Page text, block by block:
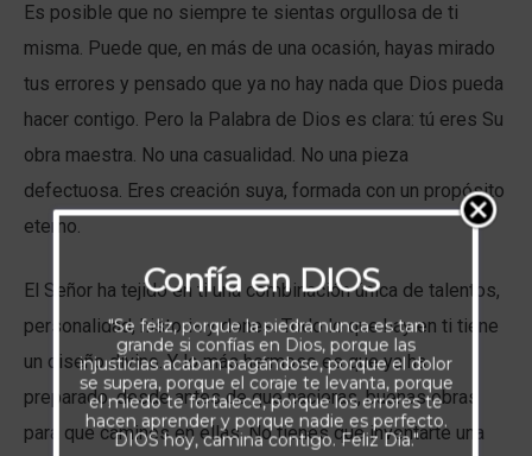
Es posible que no siempre te sientas orgullosa de ti
misma. Puede que, en más de una ocasión, hayas mirado
tus errores y pensado que ya no hay nada que Dios pueda
hacer contigo. Pero la Palabra de Dios es clara: tú eres Su
obra maestra. No una casualidad. No una pieza
defectuosa. Eres creación suya, formada con un propósito
eterno.
El Señor ha tejido en ti una combinación única de talentos,
personalidad, historia y dones. Todo lo que hay en ti tiene
un diseño divino. Y lo más hermoso es que ya ha
preparado, desde antes de que nacieras, buenas obras
para que camines en ellas. No tienes que inventarte una
Confía en DIOS
"Se feliz, porque la piedra nunca es tan
grande si confías en Dios, porque las
injusticias acaban pagándose, porque el dolor
se supera, porque el coraje te levanta, porque
el miedo te fortalece, porque los errores te
hacen aprender y porque nadie es perfecto.
DIOS hoy, camina contigo. Feliz Día."